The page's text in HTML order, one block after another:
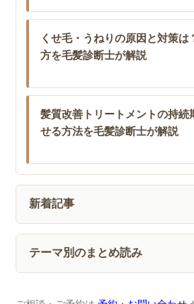
くせ毛・うねりの原因と対策は
方を毛髪診断士が解説
髪質改善トリートメントの持続
せる方法を毛髪診断士が解説
新着記事
テーマ別のまとめ読み